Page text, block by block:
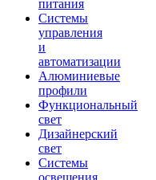
питания
Системы
управления
и
автоматизации
Алюминиевые
профили
Функциональный
свет
Дизайнерский
свет
Системы
освещения